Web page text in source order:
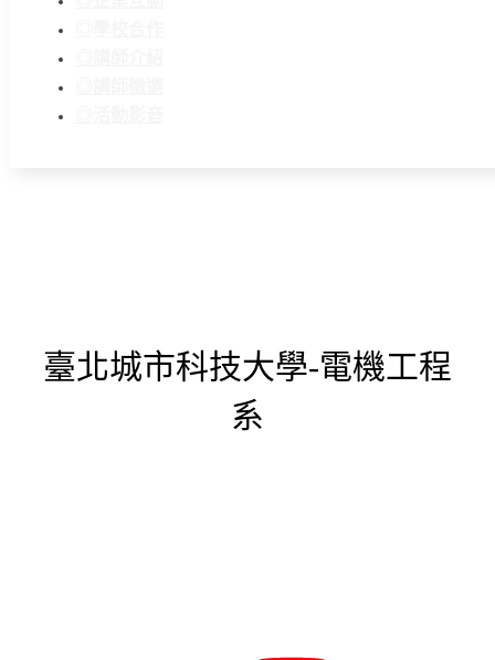
臺北城市科技大學-電機工程
系